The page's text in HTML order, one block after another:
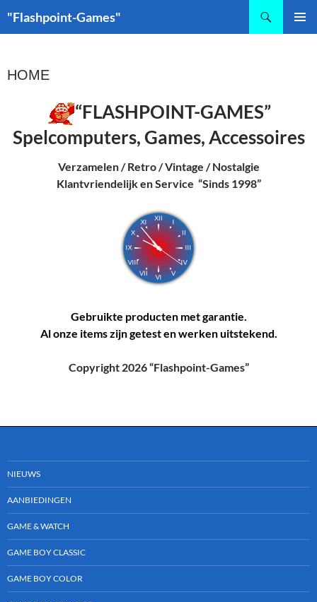
"Flashpoint-Games"
INHOUD
HOME
“FLASHPOINT-GAMES”
Spelcomputers, Games, Accessoires
Verzamelen / Retro / Vintage / Nostalgie
Klantvriendelijk en Service “Sinds 1998”
Gebruikte producten met garantie.
Al onze items zijn getest en werken uitstekend.
Copyright 2026 “Flashpoint-Games”
NIEUWS
AANBIEDINGEN
GAME & WATCH
GAME BOY CLASSIC
GAME BOY COLOR